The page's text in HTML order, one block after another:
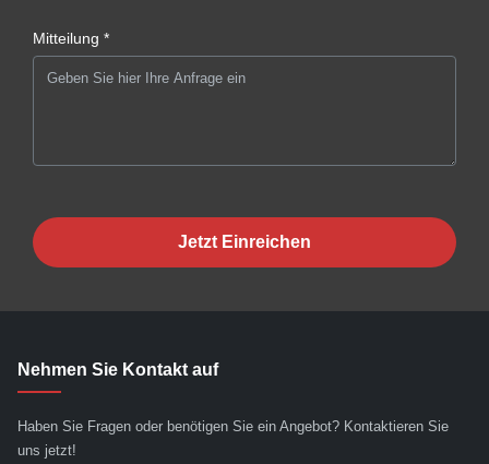
Mitteilung *
Jetzt Einreichen
Nehmen Sie Kontakt auf
Haben Sie Fragen oder benötigen Sie ein Angebot? Kontaktieren Sie
uns jetzt!